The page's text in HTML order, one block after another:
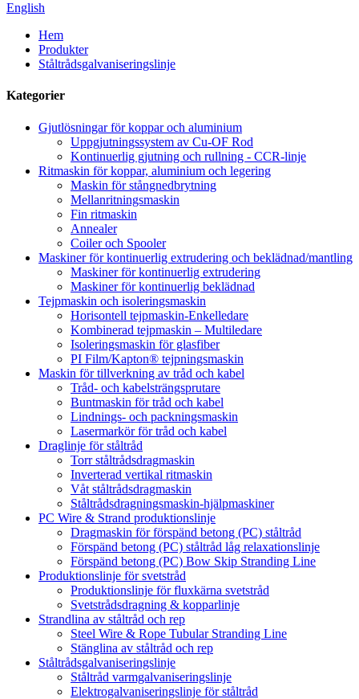
English
Hem
Produkter
Ståltrådsgalvaniseringslinje
Kategorier
Gjutlösningar för koppar och aluminium
Uppgjutningssystem av Cu-OF Rod
Kontinuerlig gjutning och rullning - CCR-linje
Ritmaskin för koppar, aluminium och legering
Maskin för stångnedbrytning
Mellanritningsmaskin
Fin ritmaskin
Annealer
Coiler och Spooler
Maskiner för kontinuerlig extrudering och beklädnad/mantling
Maskiner för kontinuerlig extrudering
Maskiner för kontinuerlig beklädnad
Tejpmaskin och isoleringsmaskin
Horisontell tejpmaskin-Enkelledare
Kombinerad tejpmaskin – Multiledare
Isoleringsmaskin för glasfiber
PI Film/Kapton® tejpningsmaskin
Maskin för tillverkning av tråd och kabel
Tråd- och kabelsträngsprutare
Buntmaskin för tråd och kabel
Lindnings- och packningsmaskin
Lasermarkör för tråd och kabel
Draglinje för ståltråd
Torr ståltrådsdragmaskin
Inverterad vertikal ritmaskin
Våt ståltrådsdragmaskin
Ståltrådsdragningsmaskin-hjälpmaskiner
PC Wire & Strand produktionslinje
Dragmaskin för förspänd betong (PC) ståltråd
Förspänd betong (PC) ståltråd låg relaxationslinje
Förspänd betong (PC) Bow Skip Stranding Line
Produktionslinje för svetstråd
Produktionslinje för fluxkärna svetstråd
Svetstrådsdragning & kopparlinje
Strandlina av ståltråd och rep
Steel Wire & Rope Tubular Stranding Line
Stänglina av ståltråd och rep
Ståltrådsgalvaniseringslinje
Ståltråd varmgalvaniseringslinje
Elektrogalvaniseringslinje för ståltråd